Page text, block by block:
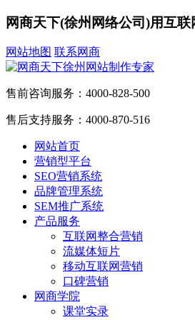
网商天下(徐州网络公司)用互
网站地图 联系网商
售前咨询服务： 4000-828-500
售后支持服务： 4000-870-516
网站首页
营销型平台
SEO营销系统
品牌管理系统
SEM推广系统
产品服务
互联网整合营销
流媒体短片
移动互联网营销
口碑营销
网商学院
课堂实录